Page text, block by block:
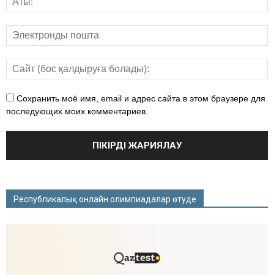
Сохранить моё имя, email и адрес сайта в этом браузере для
последующих моих комментариев.
Республикалық онлайн олимпиадалар өтуде